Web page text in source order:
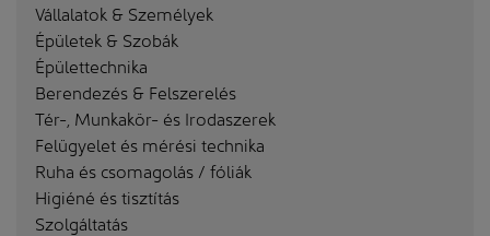
Vállalatok & Személyek
Épületek & Szobák
Épülettechnika
Berendezés & Felszerelés
Tér-, Munkakör- és Irodaszerek
Felügyelet és mérési technika
Ruha és csomagolás / fóliák
Higiéné és tisztítás
Szolgáltatás